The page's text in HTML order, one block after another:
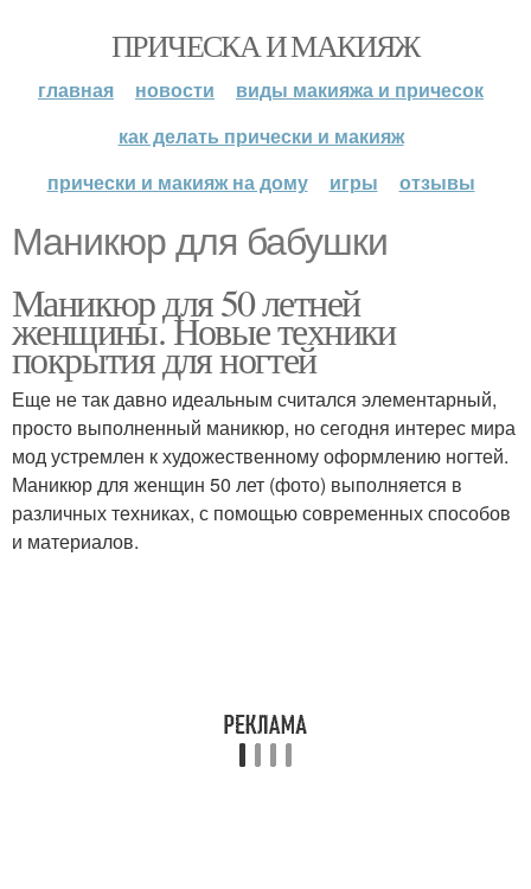
ПРИЧЕСКА И МАКИЯЖ
главная новости
виды макияжа и причесок
как делать прически и макияж
прически и макияж на дому
игры отзывы
Маникюр для бабушки
Маникюр для 50 летней
женщины. Новые техники
покрытия для ногтей
Еще не так давно идеальным считался элементарный,
просто выполненный маникюр, но сегодня интерес мира
мод устремлен к художественному оформлению ногтей.
Маникюр для женщин 50 лет (фото) выполняется в
различных техниках, с помощью современных способов
и материалов.